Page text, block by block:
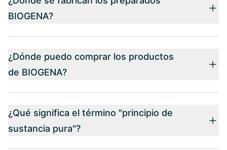
BIOGENA?
¿Dónde puedo comprar los productos
de BIOGENA?
¿Qué significa el término "principio de
sustancia pura"?